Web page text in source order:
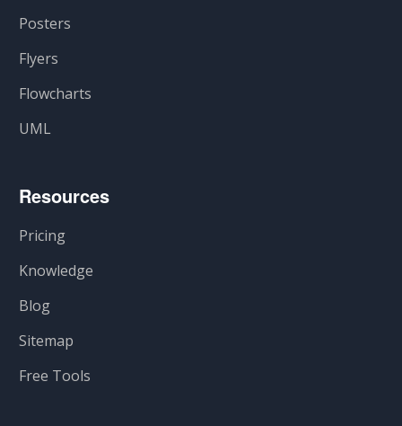
Posters
Flyers
Flowcharts
UML
Resources
Pricing
Knowledge
Blog
Sitemap
Free Tools